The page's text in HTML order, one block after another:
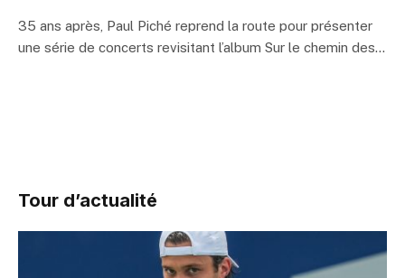
35 ans après, Paul Piché reprend la route pour présenter
une série de concerts revisitant l’album Sur le chemin des…
Tour d’actualité